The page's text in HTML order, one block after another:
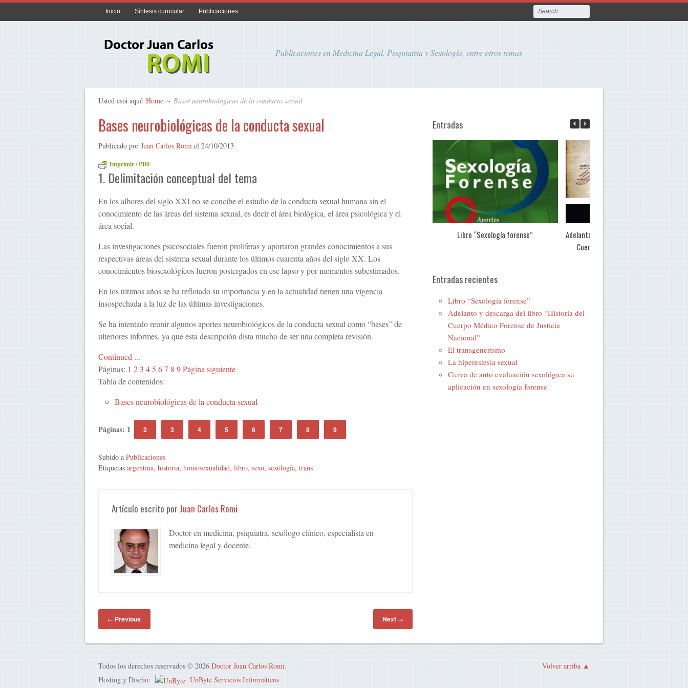
Inicio Síntesis curricular Publicaciones
Publicaciones en Medicina Legal, Psiquiatría y Sexología, entre otros temas
Usted está aquí: Home ∼ Bases neurobiológicas de la conducta sexual
Bases neurobiológicas de la conducta sexual
Publicado por Juan Carlos Romiel 24/10/2013
Imprimir / PDF
1. Delimitación conceptual del tema
En los albores del siglo XXI no se concibe el estudio de la conducta sexual humana sin el
conocimiento de las áreas del sistema sexual, es decir el área biológica, el área psicológica y el
área social.
Las investigaciones psicosociales fueron proliferas y aportaron grandes conocimientos a sus
respectivas áreas del sistema sexual durante los últimos cuarenta años del siglo XX. Los
conocimientos biosexológicos fueron postergados en ese lapso y por momentos subestimados.
En los últimos años se ha reflotado su importancia y en la actualidad tienen una vigencia
insospechada a la luz de las últimas investigaciones.
Se ha intentado reunir algunos aportes neurobiológicos de la conducta sexual como “bases” de
ulteriores informes, ya que esta descripción dista mucho de ser una completa revisión.
Continued ...
Páginas: 1 2 3 45 67 8 9Página siguiente
Tabla de contenidos:
Bases neurobiológicas de la conducta sexual
Páginas: 1 2 3 4 5 6 7 8 9
Subido a Publicaciones
Etiquetas argentina, historia, homosexualidad, libro, sexo, sexología, trans
Artículo escrito por Juan Carlos Romi
Doctor en medicina, psiquiatra, sexólogo clínico, especialista en
medicina legal y docente.
← Previous Next →
Entradas
Libro “Sexología forense”
Adelanto y descarga del libro “Historia
Cuerpo Médico Forense de Justicia
Entradas recientes
Libro “Sexología forense”
Adelanto y descarga del libro “Historia del
Cuerpo Médico Forense de Justicia
Nacional”
El transgenerismo
La hiperestesia sexual
Curva de auto evaluación sexológica su
aplicación en sexología forense
Todos los derechos reservados © 2026 Doctor Juan Carlos Romi.
Hosting y Diseño:
UnByte Servicios Informáticos
Volver arriba